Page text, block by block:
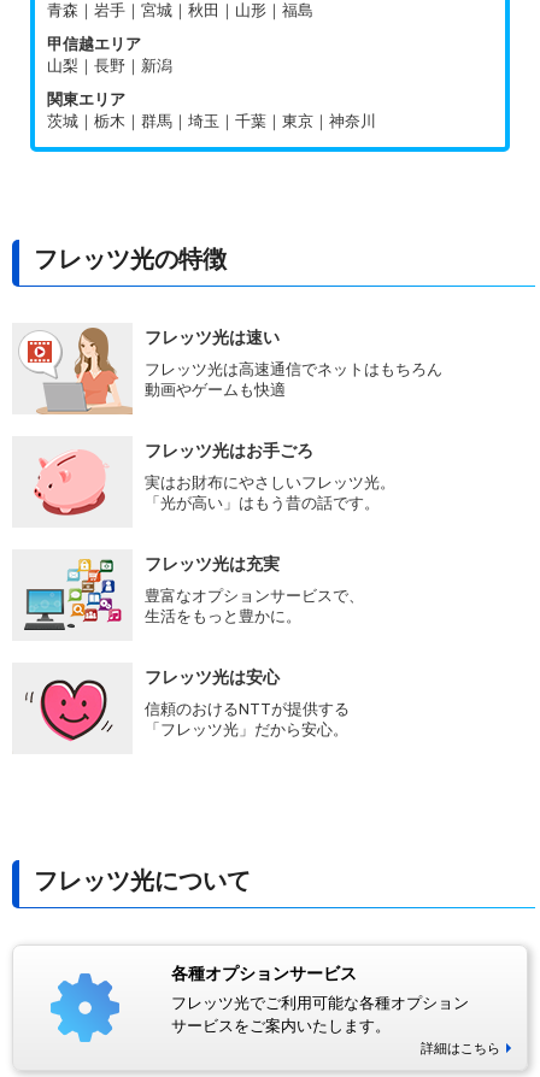
青森｜岩手｜宮城｜秋田｜山形｜福島
甲信越エリア
山梨｜長野｜新潟
関東エリア
茨城｜栃木｜群馬｜埼玉｜千葉｜東京｜神奈川
フレッツ光の特徴
フレッツ光は速い
フレッツ光は高速通信でネットはもちろん
動画やゲームも快適
フレッツ光はお手ごろ
実はお財布にやさしいフレッツ光。
「光が高い」はもう昔の話です。
フレッツ光は充実
豊富なオプションサービスで、
生活をもっと豊かに。
フレッツ光は安心
信頼のおけるNTTが提供する
「フレッツ光」だから安心。
フレッツ光について
各種オプションサービス
フレッツ光でご利用可能な各種オプション
サービスをご案内いたします。
詳細はこちら